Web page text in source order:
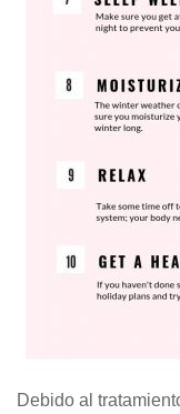
Debido al